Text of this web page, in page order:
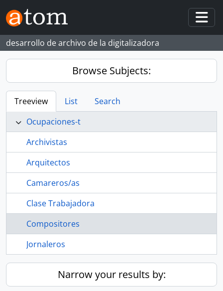
Skip to main content
desarrollo de archivo de la digitalizadora
Browse Subjects:
Treeview List
Search
Ocupaciones-t
Archivistas
Arquitectos
Camareros/as
Clase Trabajadora
Compositores
Jornaleros
Narrow your results by: